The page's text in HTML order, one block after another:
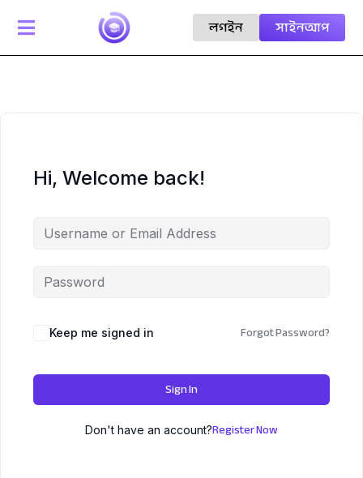
 সাইনআপ
লগইন
Hi, Welcome back!
Keep me signed in Forgot Password?
Sign In
Don't have an account?Register Now